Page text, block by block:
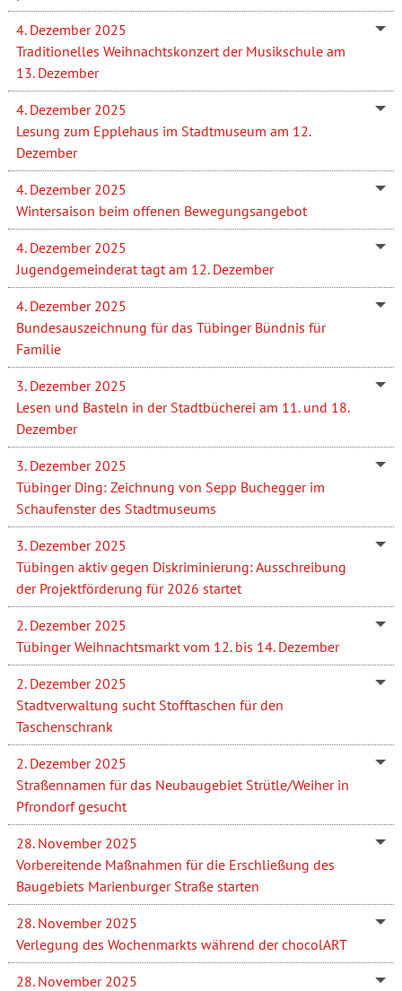
4. Dezember 2025
Traditionelles Weihnachtskonzert der Musikschule am
13. Dezember
4. Dezember 2025
Lesung zum Epplehaus im Stadtmuseum am 12.
Dezember
4. Dezember 2025
Wintersaison beim offenen Bewegungsangebot
4. Dezember 2025
Jugendgemeinderat tagt am 12. Dezember
4. Dezember 2025
Bundesauszeichnung für das Tübinger Bündnis für
Familie
3. Dezember 2025
Lesen und Basteln in der Stadtbücherei am 11. und 18.
Dezember
3. Dezember 2025
Tübinger Ding: Zeichnung von Sepp Buchegger im
Schaufenster des Stadtmuseums
3. Dezember 2025
Tübingen aktiv gegen Diskriminierung: Ausschreibung
der Projektförderung für 2026 startet
2. Dezember 2025
Tübinger Weihnachtsmarkt vom 12. bis 14. Dezember
2. Dezember 2025
Stadtverwaltung sucht Stofftaschen für den
Taschenschrank
2. Dezember 2025
Straßennamen für das Neubaugebiet Strütle/Weiher in
Pfrondorf gesucht
28. November 2025
Vorbereitende Maßnahmen für die Erschließung des
Baugebiets Marienburger Straße starten
28. November 2025
Verlegung des Wochenmarkts während der chocolART
28. November 2025